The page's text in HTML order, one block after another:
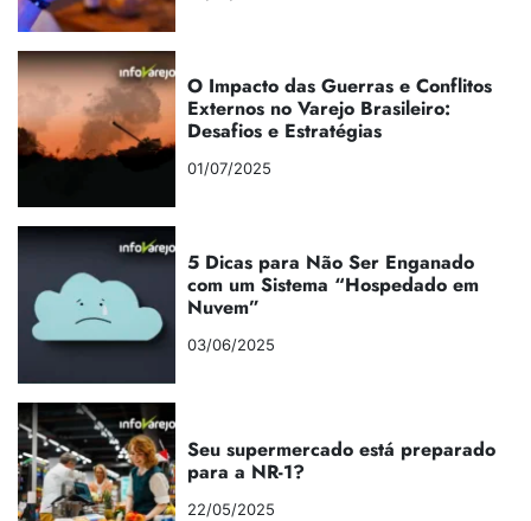
O Impacto das Guerras e Conflitos
Externos no Varejo Brasileiro:
Desafios e Estratégias
01/07/2025
5 Dicas para Não Ser Enganado
com um Sistema “Hospedado em
Nuvem”
03/06/2025
Seu supermercado está preparado
para a NR-1?
22/05/2025